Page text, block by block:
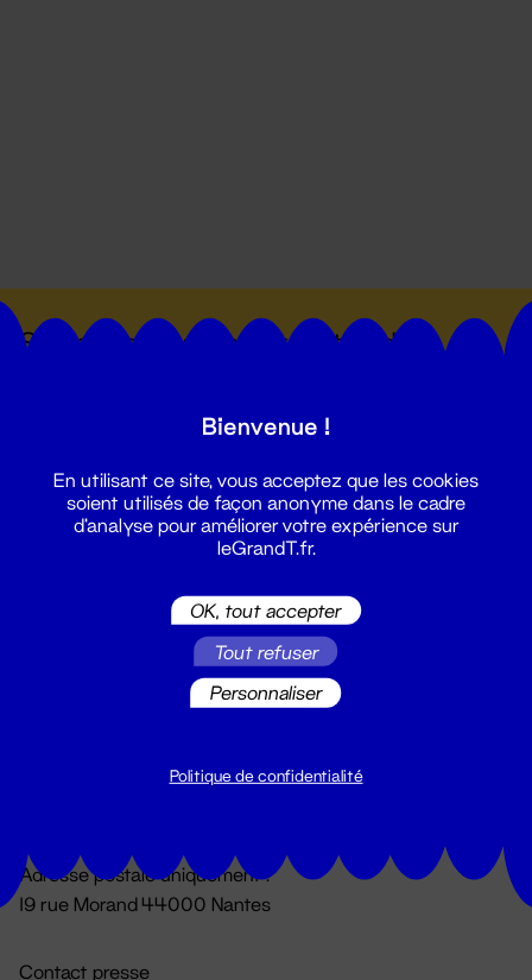
Suivez toutes les actualités du
Du lundi au vendredi 14h → 18h
Adresse postale uniquement :
19 rue Morand 44000 Nantes
Contact presse
Bienvenue !
En utilisant ce site, vous acceptez que les cookies
soient utilisés de façon anonyme dans le cadre
d'analyse pour améliorer votre expérience sur
leGrandT.fr.
OK, tout accepter
Tout refuser
Personnaliser
Politique de confidentialité